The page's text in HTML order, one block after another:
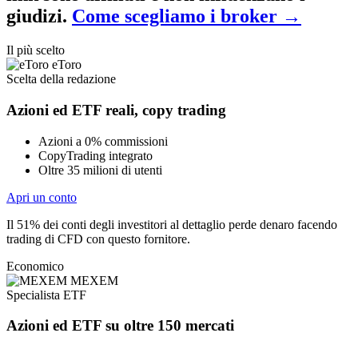
giudizi. Come scegliamo i broker →
Il più scelto
eToro
Scelta della redazione
Azioni ed ETF reali, copy trading
Azioni a 0% commissioni
CopyTrading integrato
Oltre 35 milioni di utenti
Apri un conto
Il 51% dei conti degli investitori al dettaglio perde denaro facendo
trading di CFD con questo fornitore.
Economico
MEXEM
Specialista ETF
Azioni ed ETF su oltre 150 mercati